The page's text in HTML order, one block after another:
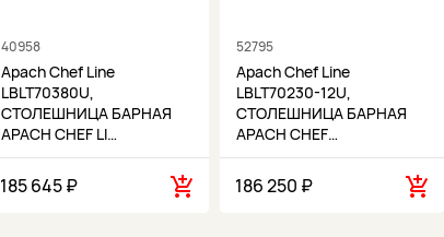
40958
Apach Chef Line
LBLT70380U,
СТОЛЕШНИЦА БАРНАЯ
APACH CHEF LI…
185 645 ₽
52795
Apach Chef Line
LBLT70230-12U,
СТОЛЕШНИЦА БАРНАЯ
APACH CHEF…
186 250 ₽